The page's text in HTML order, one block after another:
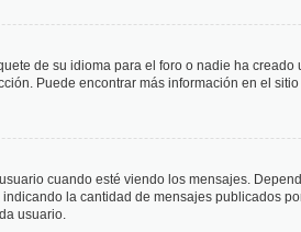
de su idioma para el foro o nadie ha
Puede encontrar más información en el
cuando esté viendo los mensajes.
la cantidad de mensajes publicados
usuario.